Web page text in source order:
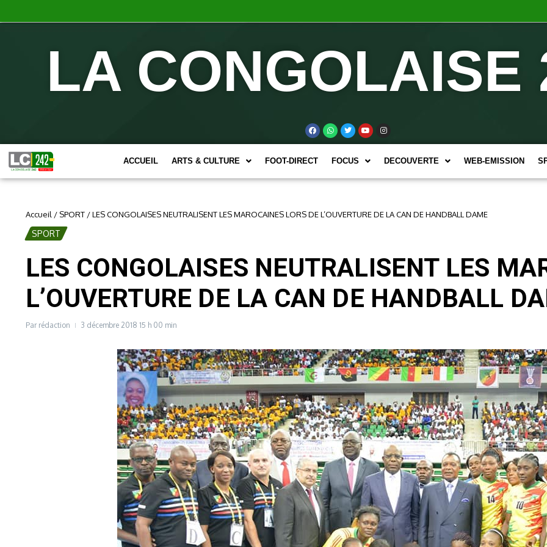
LA
ACCUEIL ARTS & CULTURE FOOT-DIRECT FOCUS DECOUVERTE WEB-EMISSION
Accueil / SPORT /LES CONGOLAISES NEUTRALISENT LES MAROCAINES LORS DE L’OUVERTURE DE LA CAN DE HANDBALL DAME
SPORT
LES CONGOLAISES NEUTRALISENT LES
L’OUVERTURE DE LA CAN DE HANDBALL
Par rédaction 3 décembre 2018 15 h 00 min